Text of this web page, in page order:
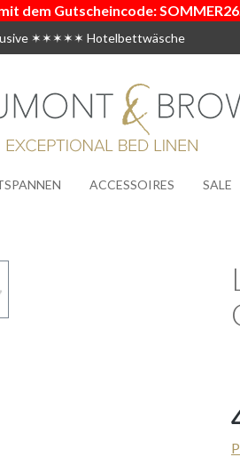
dem Gutscheincode:
✶✶✶✶✶ Hotelbettwäsche
ACCESSOIRES SALE